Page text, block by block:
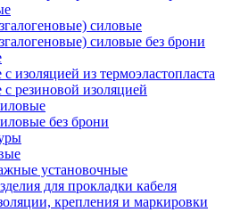
силовые
силовые без брони
изоляцией из термоэластопласта
резиновой изоляцией
без брони
установочные
для прокладки кабеля
крепления и маркировки